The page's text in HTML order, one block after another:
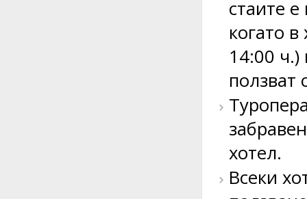
стаите
когато
14:00 ч.)
хотел.
Всеки